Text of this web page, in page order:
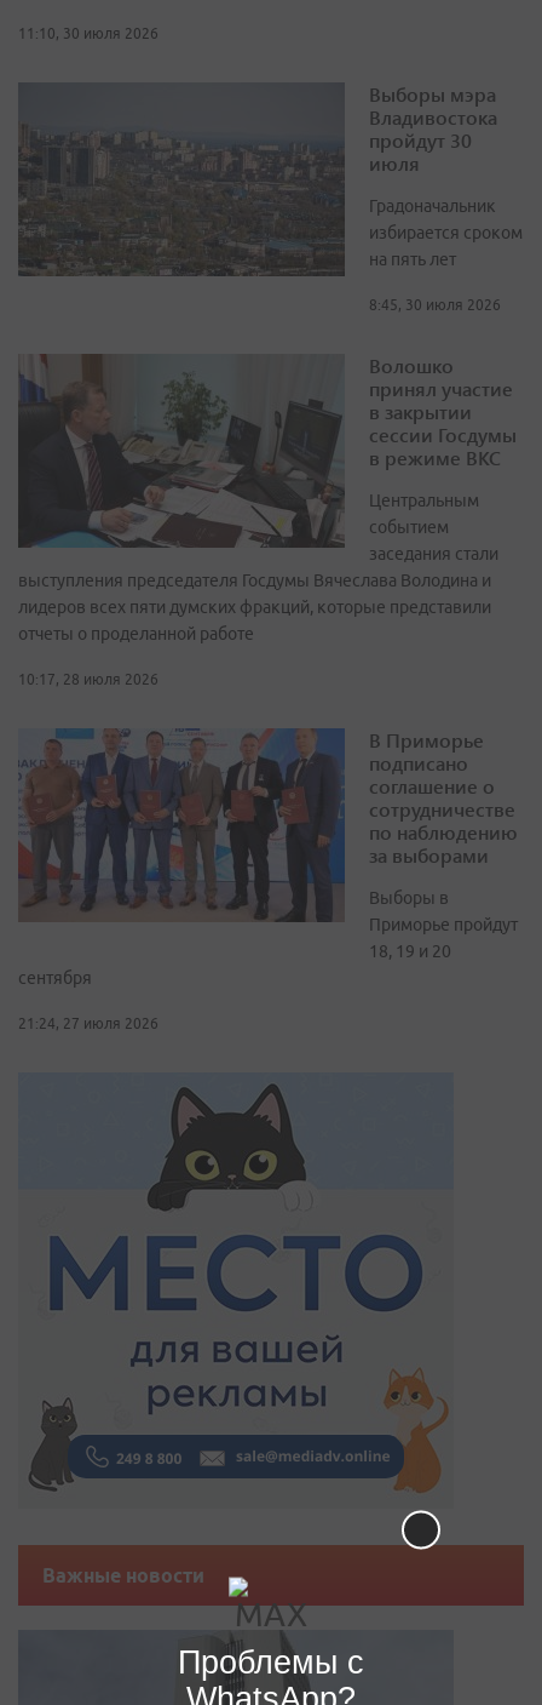
11:10, 30 июля 2026
Выборы мэра
Владивостока
пройдут 30
июля
Градоначальник
избирается сроком
на пять лет
8:45, 30 июля 2026
Волошко
принял участие
в закрытии
сессии Госдумы
в режиме ВКС
Центральным
событием
заседания стали
выступления председателя Госдумы Вячеслава Володина и
лидеров всех пяти думских фракций, которые представили
отчеты о проделанной работе
10:17, 28 июля 2026
В Приморье
подписано
соглашение о
сотрудничестве
по наблюдению
за выборами
Выборы в
Приморье пройдут
18, 19 и 20
сентября
21:24, 27 июля 2026
Важные новости
Проблемы с
WhatsApp?